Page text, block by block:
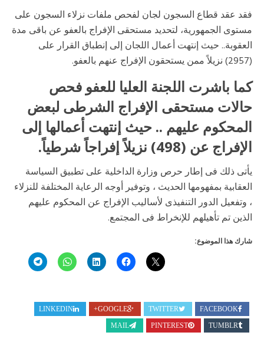
فقد عقد قطاع السجون لجان لفحص ملفات نزلاء السجون على
مستوى الجمهورية، لتحديد مستحقى الإفراج بالعفو عن باقى مدة
العقوبة.. حيث إنتهت أعمال اللجان إلى إنطباق القرار على
كما باشرت اللجنة العليا للعفو فحص
حالات مستحقى الإفراج الشرطى لبعض
المحكوم عليهم .. حيث إنتهت أعمالها إلى
الإفراج عن (498) نزيلاً إفراجاً شرطياً.
يأتى ذلك فى إطار حرص وزارة الداخلية على تطبيق السياسة
العقابية بمفهومها الحديث ، وتوفير أوجه الرعاية المختلفة للنزلاء
، وتفعيل الدور التنفيذى لأساليب الإفراج عن المحكوم عليهم
الذين تم تأهيلهم للإنخراط فى المجتمع.
شارك هذا الموضوع:
FACEBOOK
TWITTER
GOOGLE+
LINKEDIN
TUMBLR
PINTEREST
MAIL